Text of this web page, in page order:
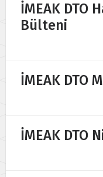
İMEAK DTO
Bülteni
İMEAK DTO
İMEAK DTO